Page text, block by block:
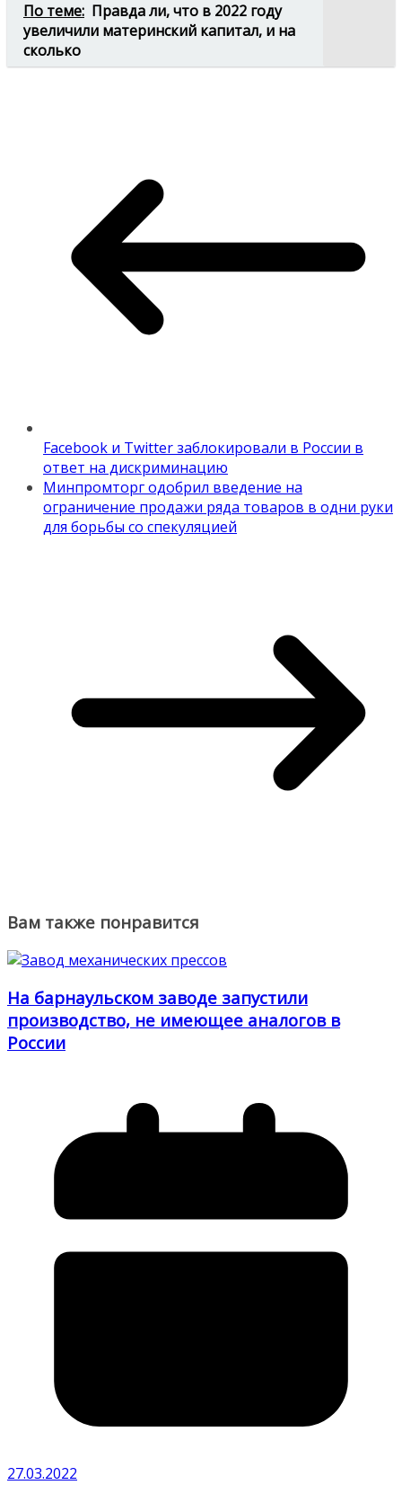
По теме: Правда ли, что в 2022 году
увеличили материнский капитал, и на
сколько
Facebook и Twitter заблокировали в России в
ответ на дискриминацию
Минпромторг одобрил введение на
ограничение продажи ряда товаров в одни руки
для борьбы со спекуляцией
Вам также понравится
На барнаульском заводе запустили
производство, не имеющее аналогов в
России
27.03.2022